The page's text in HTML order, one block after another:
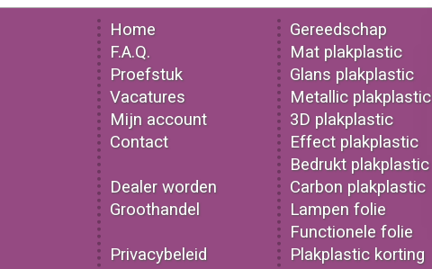
Home
F.A.Q.
Proefstuk
Vacatures
Mijn account
Contact
Dealer worden
Groothandel
Privacybeleid
Gereedschap
Mat plakplastic
Glans plakplastic
Metallic plakplastic
3D plakplastic
Effect plakplastic
Bedrukt plakplastic
Carbon plakplastic
Lampen folie
Functionele folie
Plakplastic korting